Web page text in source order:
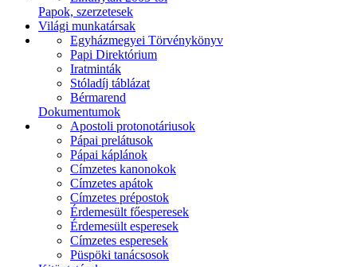
Papok, szerzetesek
Világi munkatársak
Egyházmegyei Törvénykönyv
Papi Direktórium
Iratminták
Stóladíj táblázat
Bérmarend
Dokumentumok
Apostoli protonotáriusok
Pápai prelátusok
Pápai káplánok
Címzetes kanonokok
Címzetes apátok
Címzetes prépostok
Érdemesült főesperesek
Érdemesült esperesek
Címzetes esperesek
Püspöki tanácsosok